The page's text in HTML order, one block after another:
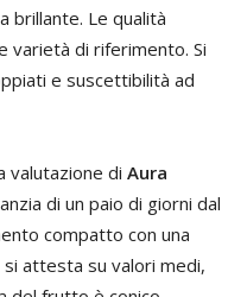
brillante. Le qualità
varietà di riferimento. Si
e suscettibilità ad
valutazione di Aura
di un paio di giorni dal
compatto con una
attesta su valori medi,